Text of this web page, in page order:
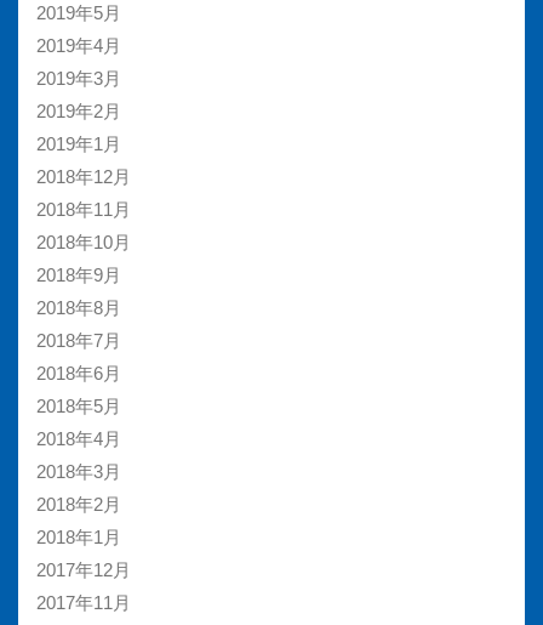
2019年5月
2019年4月
2019年3月
2019年2月
2019年1月
2018年12月
2018年11月
2018年10月
2018年9月
2018年8月
2018年7月
2018年6月
2018年5月
2018年4月
2018年3月
2018年2月
2018年1月
2017年12月
2017年11月